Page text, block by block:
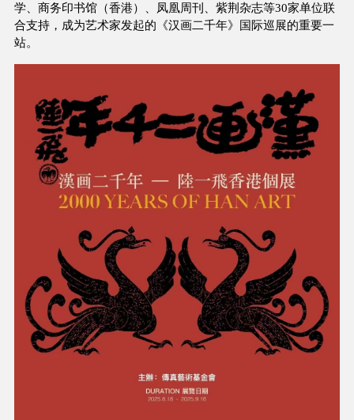
学、商务印书馆（香港）、凤凰周刊、紫荆杂志等30家单位联
合支持，成为艺术家发起的《汉画⼆千年》国际巡展的重要⼀
站。